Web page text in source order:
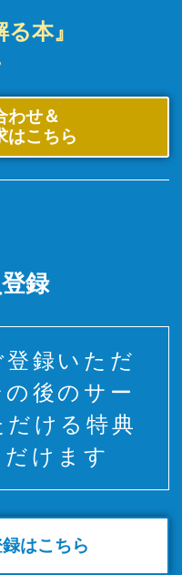
本』
わせ＆
はこちら
録
録いただ
後のサー
ける特典
けます
はこちら